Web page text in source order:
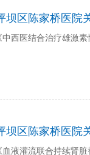
坝区陈家桥医院
西医结合治疗雄激
坝区陈家桥医院
液灌流联合持续肾